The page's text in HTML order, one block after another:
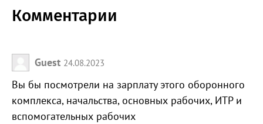
Комментарии
Guest 24.08.2023
Вы бы посмотрели на зарплату этого оборонного
комплекса, начальства, основных рабочих, ИТР и
вспомогательных рабочих